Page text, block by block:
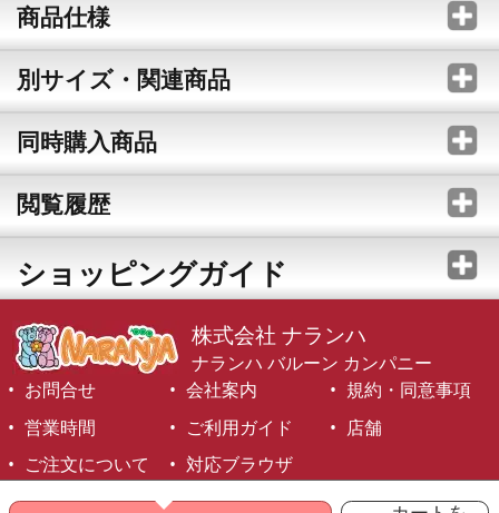
商品仕様
別サイズ・関連商品
同時購入商品
閲覧履歴
ショッピングガイド
株式会社 ナランハ
ナランハ バルーン カンパニー
お問合せ
会社案内
規約・同意事項
営業時間
ご利用ガイド
店舗
ご注文について
対応ブラウザ
©1999-2026 NARANJA Inc. All Rights Reserved.